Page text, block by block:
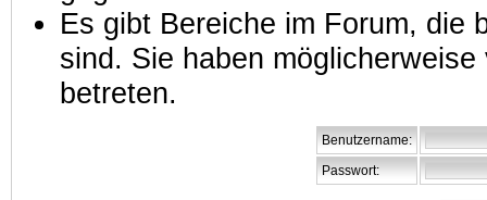
Es gibt Bereiche im Forum, die
sind. Sie haben
betreten.
Benutzername:
Passwort: